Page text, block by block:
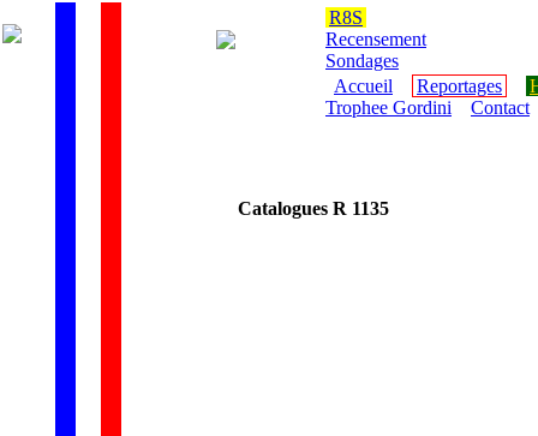
R8S
Recensement
Sondages
Accueil
Reportages
Trophee Gordini
Contact
Catalogues R 1135